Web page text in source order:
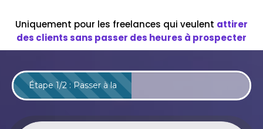
Uniquement pour les freelances qui veulent attirer
des clients sans passer des heures à prospecter
Étape 1/2 : Passer à la